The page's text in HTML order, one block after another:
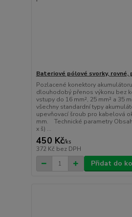
Bateriové pólové svorky, rovné,
Pozlacené konektory
dlouhodobý přenos výkonu bez
vstupy do 16 mm², 25 mm² a 35
všechny standardní typy
upevňovací šroub pro kabelová
mm. Technické parametry
x š) ...
450 Kč/ks
372 Kč bez DPH
Přidat do